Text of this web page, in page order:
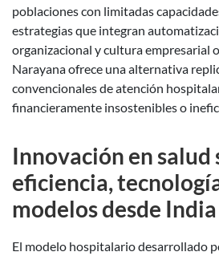
poblaciones con limitadas
estrategias que integran
organizacional y cultura empresarial
Narayana ofrece una alternativa
convencionales de atención
financieramente insostenibles o
Innovación en
eficiencia,
modelos desde India
El modelo hospitalario desarrollado